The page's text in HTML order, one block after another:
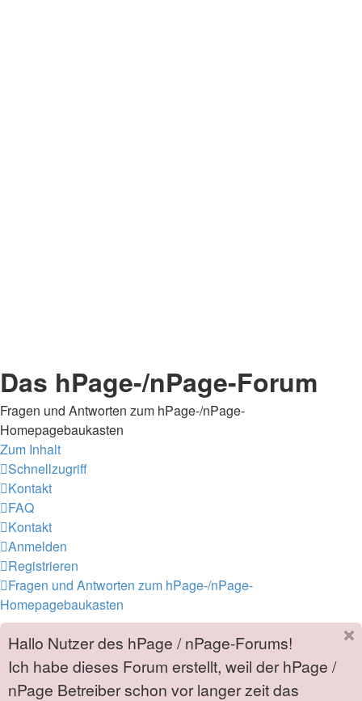
Das hPage-/nPage-Forum
Fragen und Antworten zum hPage-/nPage-
Homepagebaukasten
Zum Inhalt
Schnellzugriff
Kontakt
FAQ
Kontakt
Anmelden
Registrieren
Fragen und Antworten zum hPage-/nPage-
Homepagebaukasten
Hallo Nutzer des hPage / nPage-Forums!
Ich habe dieses Forum erstellt, weil der hPage /
nPage Betreiber schon vor langer zeit das